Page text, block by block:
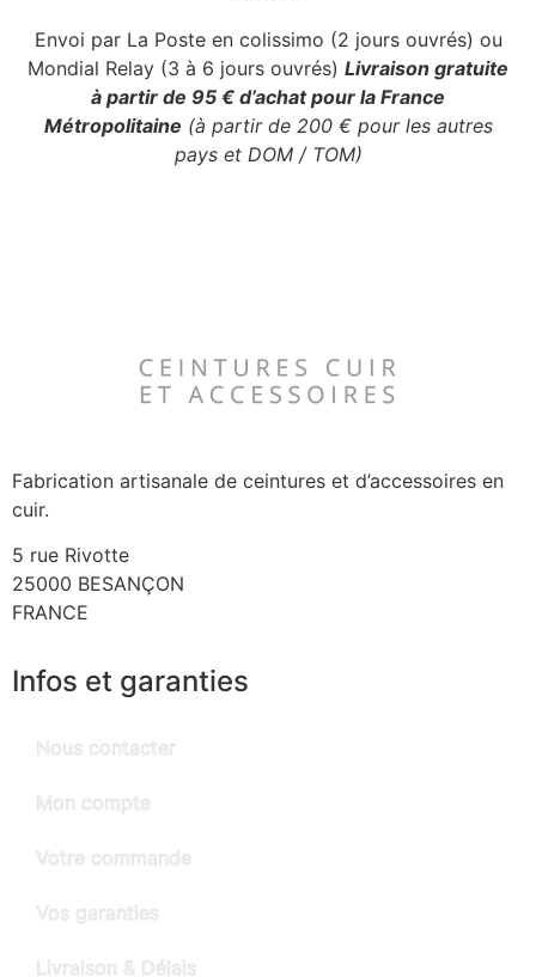
Envoi par La Poste en colissimo (2 jours ouvrés) ou
Mondial Relay (3 à 6 jours ouvrés) Livraison gratuite
à partir de 95 € d’achat pour la France
Métropolitaine (à partir de 200 € pour les autres
pays et DOM / TOM)
Fabrication artisanale de ceintures et d’accessoires en
cuir.
5 rue Rivotte
25000 BESANÇON
FRANCE
Infos et garanties
Nous contacter
Mon compte
Votre commande
Vos garanties
Livraison & Délais